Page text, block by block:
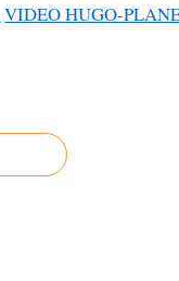
VIDEO HUGO-